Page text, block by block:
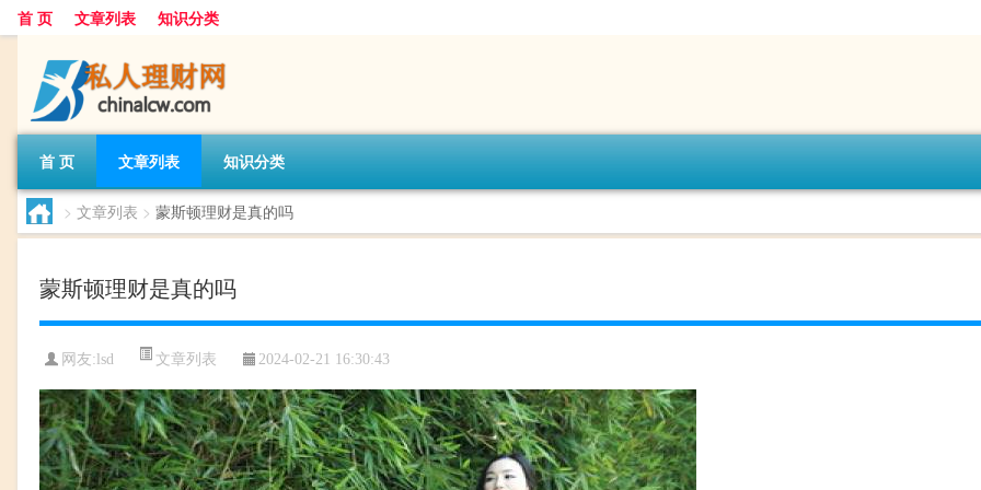
首 页 文章列表 知识分类
首 页 文章列表 知识分类
> 文章列表 > 蒙斯顿理财是真的吗
蒙斯顿理财是真的吗
网友: lsd 文章列表 2024-02-21 16:30:43